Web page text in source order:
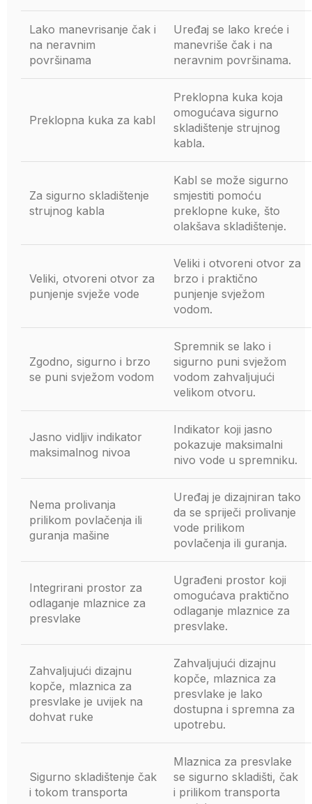
Lako manevrisanje čak i
na neravnim
površinama
Uređaj se lako kreće i
manevriše čak i na
neravnim površinama.
Preklopna kuka za kabl
Preklopna kuka koja
omogućava sigurno
skladištenje strujnog
kabla.
Za sigurno skladištenje
strujnog kabla
Kabl se može sigurno
smjestiti pomoću
preklopne kuke, što
olakšava skladištenje.
Veliki, otvoreni otvor za
punjenje svježe vode
Veliki i otvoreni otvor za
brzo i praktično
punjenje svježom
vodom.
Zgodno, sigurno i brzo
se puni svježom vodom
Spremnik se lako i
sigurno puni svježom
vodom zahvaljujući
velikom otvoru.
Jasno vidljiv indikator
maksimalnog nivoa
Indikator koji jasno
pokazuje maksimalni
nivo vode u spremniku.
Nema prolivanja
prilikom povlačenja ili
guranja mašine
Uređaj je dizajniran tako
da se spriječi prolivanje
vode prilikom
povlačenja ili guranja.
Integrirani prostor za
odlaganje mlaznice za
presvlake
Ugrađeni prostor koji
omogućava praktično
odlaganje mlaznice za
presvlake.
Zahvaljujući dizajnu
kopče, mlaznica za
presvlake je uvijek na
dohvat ruke
Zahvaljujući dizajnu
kopče, mlaznica za
presvlake je lako
dostupna i spremna za
upotrebu.
Sigurno skladištenje čak
i tokom transporta
Mlaznica za presvlake
se sigurno skladišti, čak
i prilikom transporta